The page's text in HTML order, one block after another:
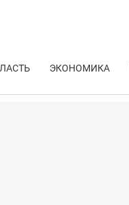
ЭКОНОМИКА